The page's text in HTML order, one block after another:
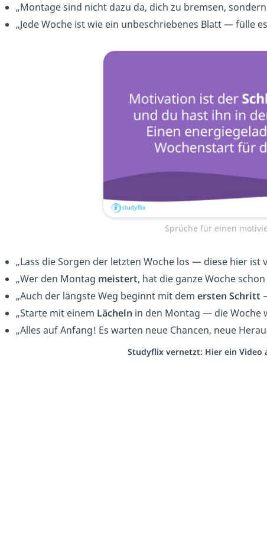
„Montage sind nicht dazu da, dich zu bremsen,
„Jede Woche ist wie ein unbeschriebenes Blatt — fülle
Sprüche für einen
„Lass die Sorgen der letzten Woche los — diese hier ist
„Wer den Montag meistert, hat die ganze Woche
„Auch der längste Weg beginnt mit dem ersten Schritt
„Starte mit einem Lächeln in den Montag — die Woche
„Alles auf Anfang! Es warten neue Chancen, neue
Studyflix vernetzt: Hier ein Video